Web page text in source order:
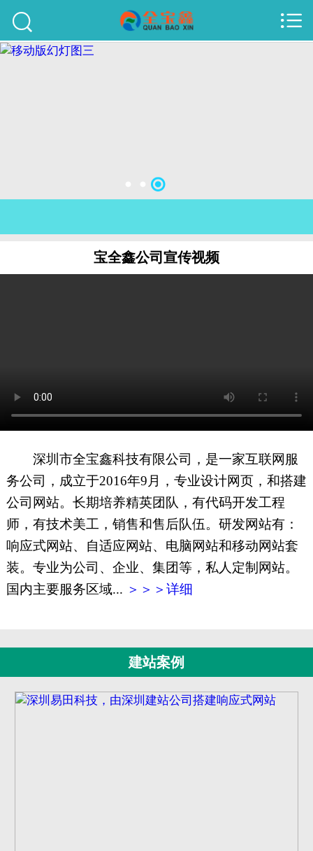
关于我们
联系我们
51La
XML地图


宝全鑫公司宣传视频
深圳市全宝鑫科技有限公司，是一家互联网服
务公司，成立于2016年9月，专业设计网页，和搭建
公司网站。长期培养精英团队，有代码开发工程
师，有技术美工，销售和售后队伍。研发网站有：
响应式网站、自适应网站、电脑网站和移动网站套
装。专业为公司、企业、集团等，私人定制网站。
国内主要服务区域... ＞＞＞详细
建站案例